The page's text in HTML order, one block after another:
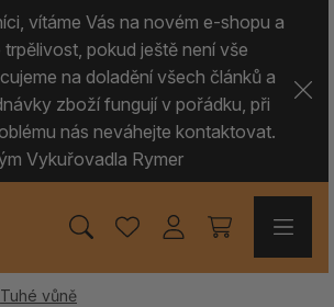
vítáme Vás na novém e-shopu a
trpělivost, pokud ještě není vše
na doladění všech článků a
zboží fungují v pořádku, při
nás neváhejte kontaktovat.
Vykuřovadla Rymer
Tuhé vůně